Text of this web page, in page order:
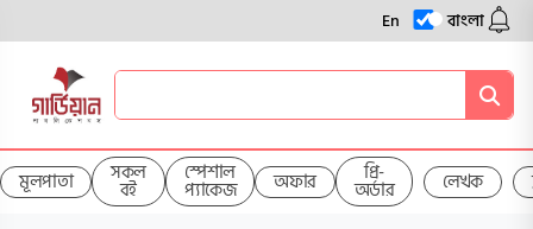
En বাংলা
মূলপাতা সকল
বই
স্পেশাল
প্যাকেজ অফার প্রি-
অর্ডার লেখক